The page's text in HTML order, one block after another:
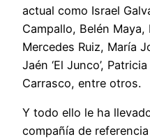
actual como Israel
Campallo, Belén Maya,
Mercedes Ruiz, María
Jaén ‘El Junco’,
Carrasco, entre
Y todo ello le ha
compañía de